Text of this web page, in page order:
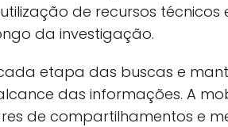
de recursos
da investigação.
etapa das buscas e
das informações. A
de compartilhamentos e